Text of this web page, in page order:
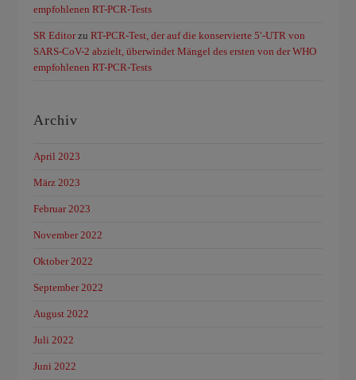
empfohlenen RT-PCR-Tests
SR EditorzuRT-PCR-Test, der auf die konservierte 5′-UTR von
SARS-CoV-2 abzielt, überwindet Mängel des ersten von der WHO
empfohlenen RT-PCR-Tests
Archiv
April 2023
März 2023
Februar 2023
November 2022
Oktober 2022
September 2022
August 2022
Juli 2022
Juni 2022